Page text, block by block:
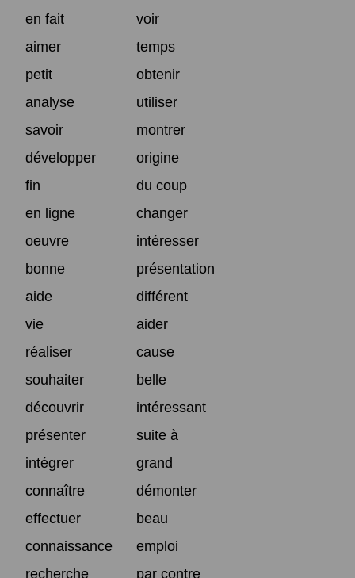
en fait
voir
aimer
temps
petit
obtenir
analyse
utiliser
savoir
montrer
développer
origine
fin
du coup
en ligne
changer
oeuvre
intéresser
bonne
présentation
aide
différent
vie
aider
réaliser
cause
souhaiter
belle
découvrir
intéressant
présenter
suite à
intégrer
grand
connaître
démonter
effectuer
beau
connaissance
emploi
recherche
par contre